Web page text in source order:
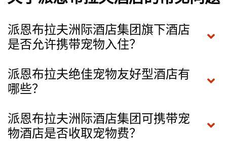
派恩布拉夫洲际酒店集团旗下酒店
是否允许携带宠物入住？
派恩布拉夫绝佳宠物友好型酒店有
哪些？
派恩布拉夫洲际酒店集团可携带宠
物酒店是否收取宠物费？